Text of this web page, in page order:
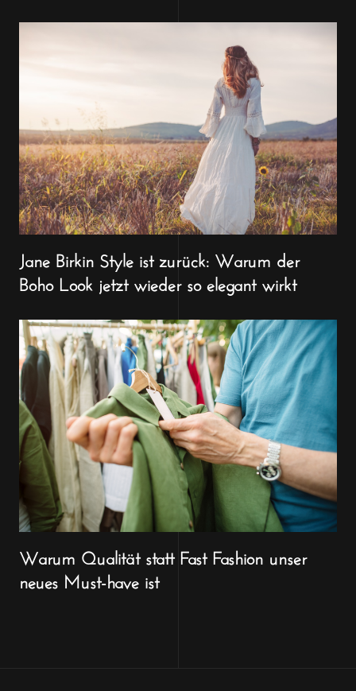
Jane Birkin Style ist zurück: Warum der
Boho Look jetzt wieder so elegant wirkt
Warum Qualität statt Fast Fashion unser
neues Must-have ist